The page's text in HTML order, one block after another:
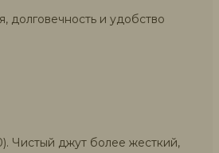
долговечность и удобство
Чистый джут более жесткий,